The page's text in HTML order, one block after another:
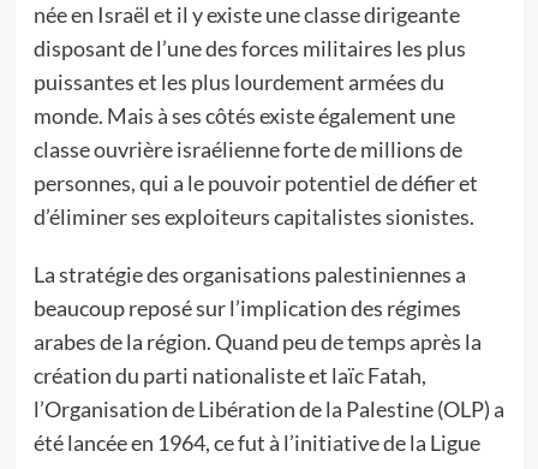
née en Israël et il y existe une classe dirigeante
disposant de l’une des forces militaires les plus
puissantes et les plus lourdement armées du
monde. Mais à ses côtés existe également une
classe ouvrière israélienne forte de millions de
personnes, qui a le pouvoir potentiel de défier et
d’éliminer ses exploiteurs capitalistes sionistes.
La stratégie des organisations palestiniennes a
beaucoup reposé sur l’implication des régimes
arabes de la région. Quand peu de temps après la
création du parti nationaliste et laïc Fatah,
l’Organisation de Libération de la Palestine (OLP) a
été lancée en 1964, ce fut à l’initiative de la Ligue